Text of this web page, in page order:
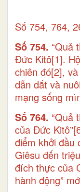
Số 754, 764,
Số 754. “Quả
Đức Kitô[1].
chiên đó[2],
dẫn dắt và
mạng sống
Số 764. “Quả
của Đức Kitô”
điểm khởi đầu
Giêsu đến
đích thực của
hành động”